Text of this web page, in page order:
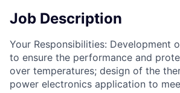
Job Description
Your Responsibilities: Development
to ensure the performance and
over temperatures; design of the
power electronics application to